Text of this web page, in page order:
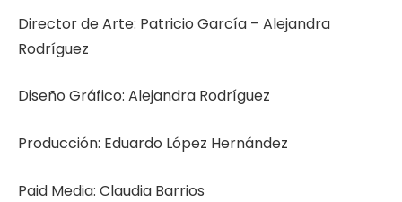
Director de Arte: Patricio García – Alejandra
Rodríguez
Diseño Gráfico: Alejandra Rodríguez
Producción: Eduardo López Hernández
Paid Media: Claudia Barrios